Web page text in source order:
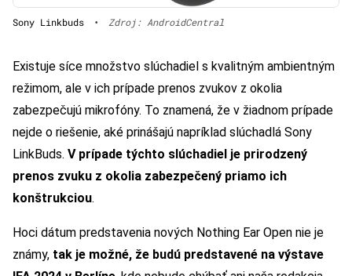
Sony Linkbuds • Zdroj: AndroidCentral
Existuje síce množstvo slúchadiel s kvalitným ambientným
režimom, ale v ich prípade prenos zvukov z okolia
zabezpečujú mikrofóny. To znamená, že v žiadnom prípade
nejde o riešenie, aké prinášajú napríklad slúchadlá Sony
LinkBuds. V prípade týchto slúchadiel je prirodzený
prenos zvuku z okolia zabezpečený priamo ich
konštrukciou.
Hoci dátum predstavenia nových Nothing Ear Open nie je
známy, tak je možné, že budú predstavené na výstave